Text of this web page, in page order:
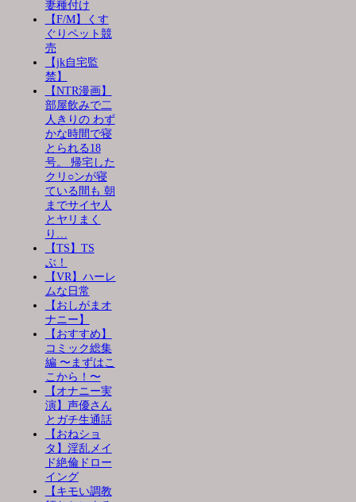
妻種付け
【F/M】くす
ぐりペット競
売
【jk自宅監
禁】
【NTR漫画】
部屋飲みで二
人きりの わず
かな時間で寝
とられる18
号。 帰宅した
クリ○ンが寝
ている間も 朝
までサイヤ人
とヤリまく
り…
【TS】TS
ぶ！
【VR】ハーレ
ムな日常
【おしがまオ
ナニー】
【おすすめ】
コミック総集
編 〜まずはこ
こから！〜
【オナニー実
演】声優さん
とガチ生通話
【おねショ
タ】淫乱メイ
ド絶倫ドロー
イング
【キモい調教